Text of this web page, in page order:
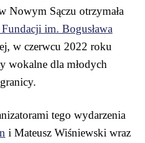
Nowym Sączu otrzymała
im. Bogusława
w czerwcu 2022 roku
wokalne dla młodych
tego wydarzenia
i Mateusz Wiśniewski wraz